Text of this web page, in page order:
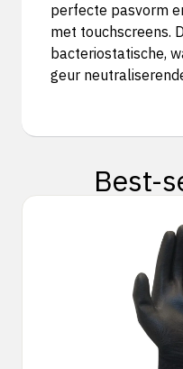
perfecte pasvorm
met touchscreens.
bacteriostatische,
geur
Best-